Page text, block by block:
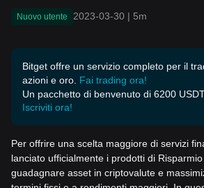
Nuovo utente 2023-03-30 | 5m
Bitget offre un servizio completo per il
azioni e oro. Fai trading ora!
Un pacchetto di benvenuto di 6200
Iscriviti ora!
Per offrire una scelta maggiore di servizi
lanciato ufficialmente i prodotti di
guadagnare asset in criptovalute e